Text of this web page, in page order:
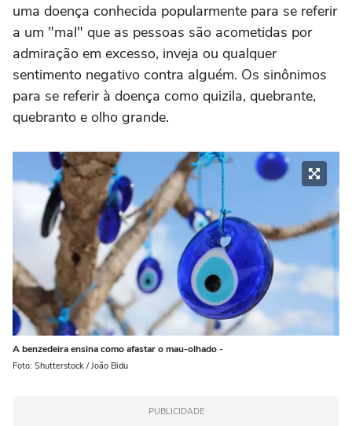
uma doença conhecida popularmente para se referir
a um "mal" que as pessoas são acometidas por
admiração em excesso, inveja ou qualquer
sentimento negativo contra alguém. Os sinônimos
para se referir à doença como quizila, quebrante,
quebranto e olho grande.
A benzedeira ensina como afastar o mau-olhado -
Foto: Shutterstock / João Bidu
PUBLICIDADE